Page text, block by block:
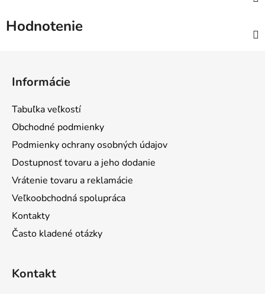
Hodnotenie
Informácie
Tabuľka veľkostí
Obchodné podmienky
Podmienky ochrany osobných údajov
Dostupnosť tovaru a jeho dodanie
Vrátenie tovaru a reklamácie
Veľkoobchodná spolupráca
Kontakty
Často kladené otázky
Kontakt